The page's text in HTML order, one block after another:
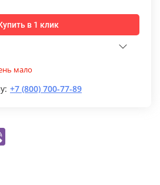
в 1 клик
мало
+7 (800) 700-77-89